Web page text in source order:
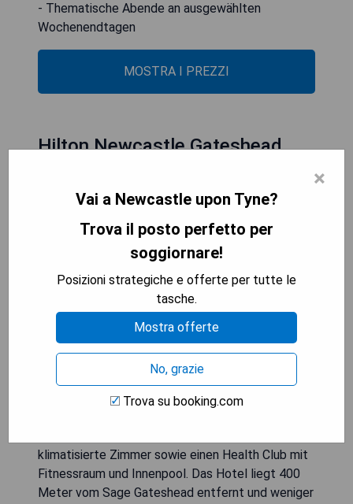
- Thematische Abende an ausgewählten
Wochenendtagen
MOSTRA I PREZZI
Hilton Newcastle Gateshead
Das 4-Sterne-Hotel Hilton Newcastle Gateshead
bietet einen malerischen Blick auf den Fluss Tyne
klimatisierte Zimmer sowie einen Health Club mit
Fitnessraum und Innenpool. Das Hotel liegt 400
Meter vom Sage Gateshead entfernt und weniger
×
Vai a Newcastle upon Tyne?
Trova il posto perfetto per
soggiornare!
Posizioni strategiche e offerte per tutte le
tasche.
Mostra offerte
No, grazie
Trova su booking.com